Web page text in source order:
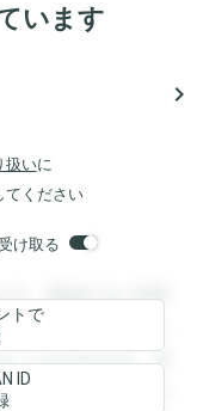
います
navigate_next
扱いに
てください
け取る
。登録すると回答
答を閲覧すること
とができます。登
登録すると回答を
トで
ID